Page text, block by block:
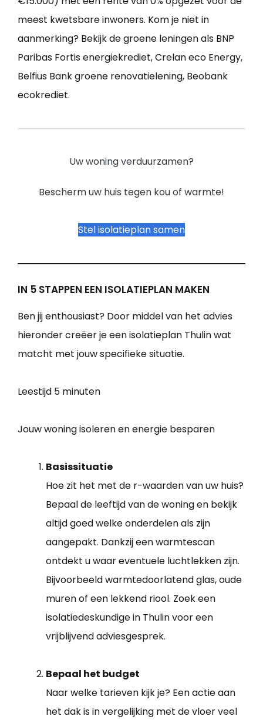
meest kwetsbare inwoners. Kom je niet in
aanmerking? Bekijk de groene leningen als BNP
Paribas Fortis energiekrediet, Crelan eco Energy,
Belfius Bank groene renovatielening, Beobank
ecokrediet.
Uw woning verduurzamen?
Bescherm uw huis tegen kou of warmte!
Stel isolatieplan samen
IN 5 STAPPEN EEN ISOLATIEPLAN MAKEN
Ben jij enthousiast? Door middel van het advies
hieronder creëer je een isolatieplan Thulin wat
matcht met jouw specifieke situatie.
Leestijd 5 minuten
Jouw woning isoleren en energie besparen
Basissituatie
Hoe zit het met de r-waarden van uw huis?
Bepaal de leeftijd van de woning en bekijk
altijd goed welke onderdelen als zijn
aangepakt. Dankzij een warmtescan
ontdekt u waar eventuele luchtlekken zijn.
Bijvoorbeeld warmtedoorlatend glas, oude
muren of een lekkend riool. Zoek een
isolatiedeskundige in Thulin voor een
vrijblijvend adviesgesprek.
Bepaal het budget
Naar welke tarieven kijk je? Een actie aan
het dak is in vergelijking met de vloer veel